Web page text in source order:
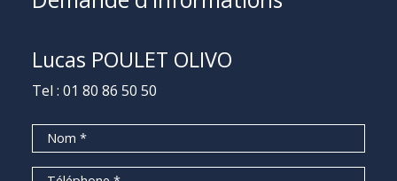
Lucas POULET OLIVO
Tel : 01 80 86 50 50